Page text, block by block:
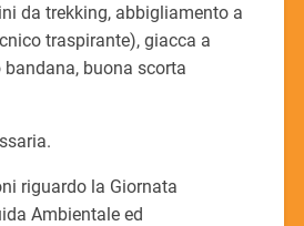
da trekking, abbigliamento a
traspirante), giacca a
buona scorta
riguardo la Giornata
Ambientale ed